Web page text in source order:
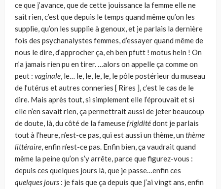
ce que j’avance, que de cette jouissance la femme elle ne
sait rien, c’est que depuis le temps quand même qu’on les
supplie, qu’on les supplie à genoux, et je parlais la dernière
fois des psychanalystes femmes, d’essayer quand même de
nous le dire, d’approcher ça, eh ben pfutt ! motus hein ! On
n’a jamais rien pu en tirer. …alors on appelle ça comme on
peut : vaginale, le… le, le, le, le, le pôle postérieur du museau
de l’utérus et autres conneries [ Rires ], c’est le cas de le
dire. Mais après tout, si simplement elle l’éprouvait et si
elle n’en savait rien, ça permettrait aussi de jeter beaucoup
de doute, là, du côté de la fameusefrigiditédont je parlais
tout à l’heure, n’est-ce pas, qui est aussi un thème, un thème
littéraire, enfin n’est-ce pas. Enfin bien, ça vaudrait quand
même la peine qu’on s’y arrête, parce que figurez-vous :
depuis ces quelques jours là, que je passe…enfin ces
quelques jours : je fais que ça depuis que j’ai vingt ans, enfin